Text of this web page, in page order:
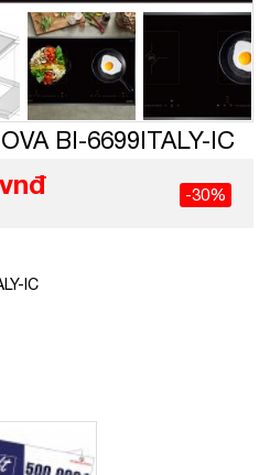
BI-6699ITALY-IC
-30%
IC